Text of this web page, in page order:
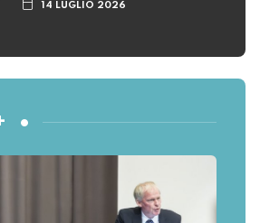
14 LUGLIO 2026